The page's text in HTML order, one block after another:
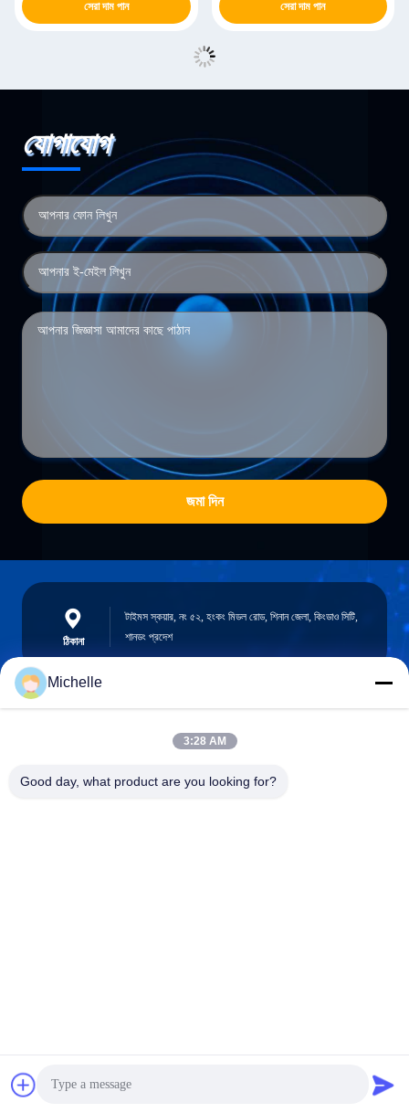
সেরা দাম পান সেরা দাম পান
যোগাযোগ
জমা দিন
ঠিকানা
টাইমস স্কয়ার, নং ৫২, হংকং মিডল রোড, শিনান জেলা, কিংডাও সিটি,
শানডং প্রদেশ
robert@ailitecover.com
Michelle
3:28 AM
Good day, what product are you looking for?